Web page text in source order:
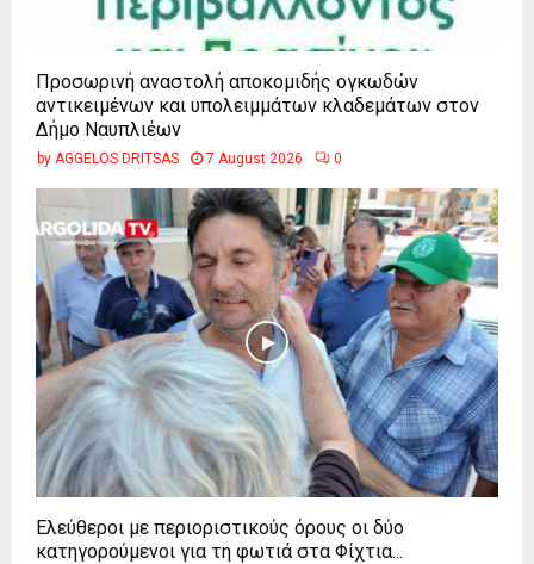
Προσωρινή αναστολή αποκομιδής ογκωδών
αντικειμένων και υπολειμμάτων κλαδεμάτων στον
Δήμο Ναυπλιέων
by AGGELOS DRITSAS 7 August 2026 0
Ελεύθεροι με περιοριστικούς όρους οι δύο
κατηγορούμενοι για τη φωτιά στα Φίχτια...